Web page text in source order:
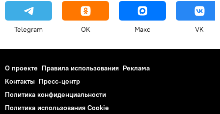
Telegram OK Макс VK
О проекте Правила использования Реклама
Контакты Пресс-центр
Политика конфиденциальности
Политика использования Cookie